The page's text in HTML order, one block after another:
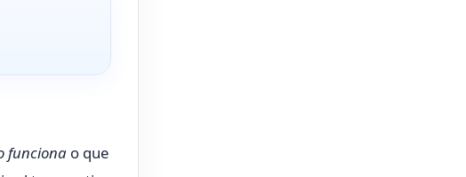
funciona o que